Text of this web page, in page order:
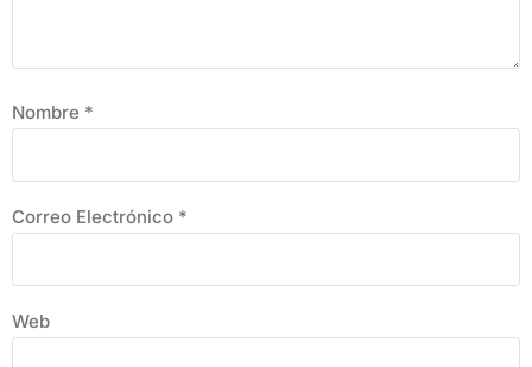
Nombre *
Correo Electrónico *
Web